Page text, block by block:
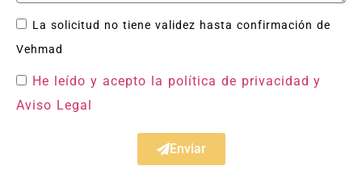
La solicitud no tiene validez hasta confirmación de
Vehmad
He leído y acepto la política de privacidad y
Aviso Legal
Enviar